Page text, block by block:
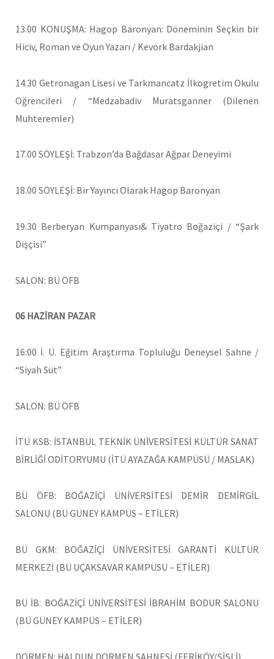
13.00 KONUŞMA: Hagop Baronyan: Döneminin Seçkin bir
Hiciv, Roman ve Oyun Yazarı / Kevork Bardakjian
14.30 Getronagan Lisesi ve Tarkmancatz İlkogretim Okulu
Oğrencileri / “Medzabadiv Muratsganner (Dilenen
Muhteremler)
17.00 SÖYLEŞİ: Trabzon’da Bağdasar Ağpar Deneyimi
18.00 SÖYLEŞİ: Bir Yayıncı Olarak Hagop Baronyan
19.30 Berberyan Kumpanyası& Tiyatro Boğaziçi / “Şark
Dişçisi”
SALON: BÜ ÖFB
06 HAZİRAN PAZAR
16:00 İ. Ü. Eğitim Araştırma Topluluğu Deneysel Sahne /
“Siyah Süt”
SALON: BÜ ÖFB
İTÜ KSB: İSTANBUL TEKNİK ÜNİVERSİTESİ KÜLTÜR SANAT
BİRLİĞİ ODİTORYUMU (İTÜ AYAZAĞA KAMPÜSÜ / MASLAK)
BÜ ÖFB: BOĞAZİÇİ ÜNİVERSİTESİ DEMİR DEMİRGİL
SALONU (BÜ GÜNEY KAMPÜS – ETİLER)
BÜ GKM: BOĞAZİÇİ ÜNİVERSİTESİ GARANTİ KÜLTÜR
MERKEZİ (BÜ UÇAKSAVAR KAMPÜSÜ – ETİLER)
BÜ İB: BOĞAZİÇİ ÜNİVERSİTESİ İBRAHİM BODUR SALONU
(BÜ GÜNEY KAMPÜS – ETİLER)